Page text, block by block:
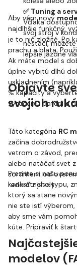
✅ Tuning a
Vďaka
svoj stroj v
nestačí,
lepšie jazdné
Aby vám nový
najdlhšie funkčný,
je to nič zložité. Po
prachu a blata.
Ak máte model s
úplne vybitú dlhú
uskladnením
% kapacity a
vytečeniu batérií a
Objavte
svojich
Táto kategória RC
začína
vetrom o závod,
alebo natáčať svet
sortiment od
radosť z jazdy.
Prezrite si našu
konkrétneho typu,
ktorý sa stane
nie ste istí
aby sme vám
kúte. Pripraviť k
modelov